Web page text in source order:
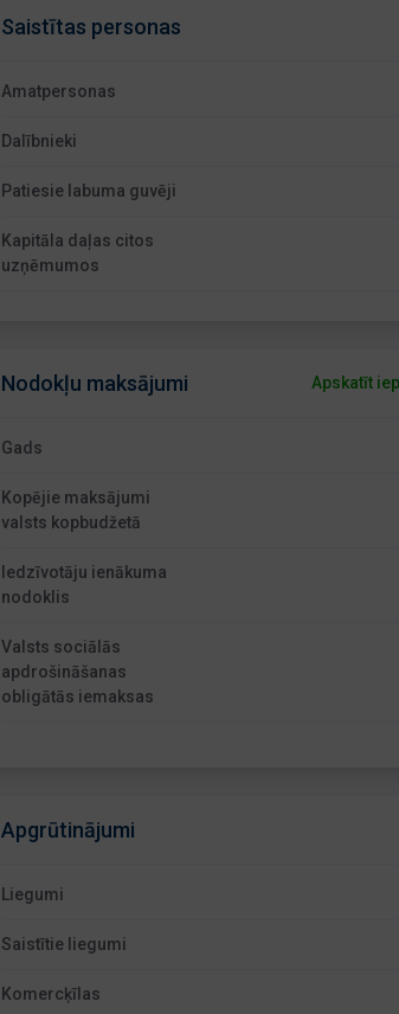
Saistītas personas
Amatpersonas
Dalībnieki
Patiesie labuma guvēji
Kapitāla daļas citos
uzņēmumos
Nodokļu maksājumi Apskatīt
Gads
Kopējie maksājumi
valsts kopbudžetā
Iedzīvotāju ienākuma
nodoklis
Valsts sociālās
apdrošināšanas
obligātās iemaksas
Apgrūtinājumi
Liegumi
Saistītie liegumi
Komercķīlas